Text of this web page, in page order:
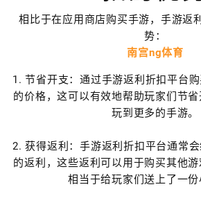
相比于在应用商店购买手游，手游返
势：
南宫ng体育
1. 节省开支：通过手游返利折扣平台
的价格，这可以有效地帮助玩家们节
玩到更多的手游。
2. 获得返利：手游返利折扣平台通常
的返利，这些返利可以用于购买其他
相当于给玩家们送上了一份